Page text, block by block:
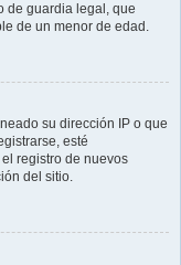
de guardia legal, que
de un menor de edad.
su dirección IP o que
esté
registro de nuevos
del sitio.